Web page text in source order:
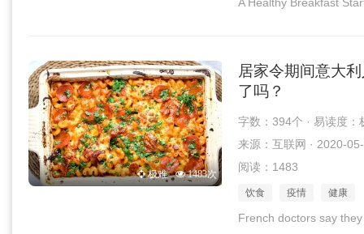
极难 1483次
居家令期间意大
了吗？
字数：394个 · 易读度：
来源：互联网 · 2020-
阅读：1483
饮食 疫情 健康
French doctors say